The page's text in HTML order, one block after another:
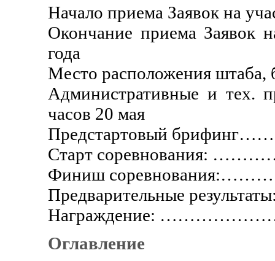
Начало приема Заявок
Окончание приема
года
Место расположения штаба,
Административные и
часов 20 мая
Предстартовый
Старт соревнования:
Финиш
Предварительные
Награждение:
Оглавление